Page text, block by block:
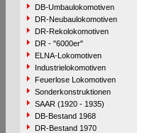
DB-Umbaulokomotiven
DR-Neubaulokomotiven
DR-Rekolokomotiven
DR - "6000er"
ELNA-Lokomotiven
Industrielokomotiven
Feuerlose Lokomotiven
Sonderkonstruktionen
SAAR (1920 - 1935)
DB-Bestand 1968
DR-Bestand 1970